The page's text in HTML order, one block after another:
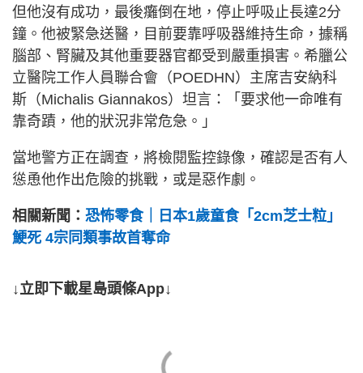
但他沒有成功，最後癱倒在地，停止呼吸止長達2分
鐘。他被緊急送醫，目前要靠呼吸器維持生命，據稱
腦部、腎臟及其他重要器官都受到嚴重損害。希臘公
立醫院工作人員聯合會（POEDHN）主席吉安納科
斯（Michalis Giannakos）坦言：「要求他一命唯有
靠奇蹟，他的狀況非常危急。」
當地警方正在調查，將檢閱監控錄像，確認是否有人
慫恿他作出危險的挑戰，或是惡作劇。
相關新聞： 恐怖零食｜日本1歲童食「2cm芝士粒」
鯁死 4宗同類事故首奪命
↓立即下載星島頭條App↓